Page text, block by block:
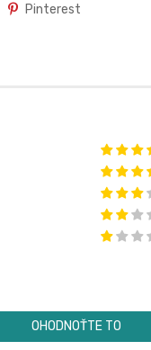
Pinterest
OHODNOŤTE TO